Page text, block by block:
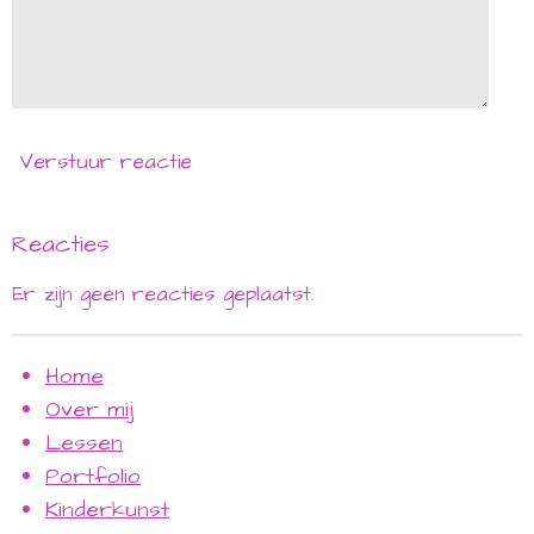
Verstuur reactie
Reacties
Er zijn geen reacties geplaatst.
Home
Over mij
Lessen
Portfolio
Kinderkunst